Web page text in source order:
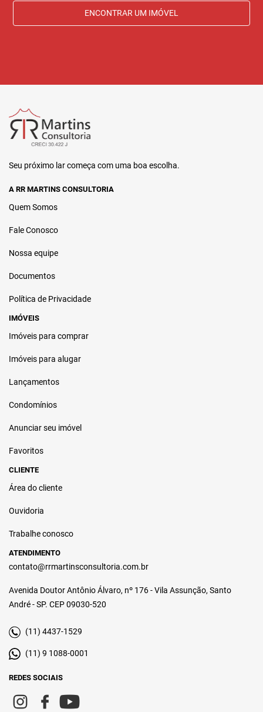
ENCONTRAR UM IMÓVEL
Seu próximo lar começa com uma boa escolha.
A RR MARTINS CONSULTORIA
Quem Somos
Fale Conosco
Nossa equipe
Documentos
Política de Privacidade
IMÓVEIS
Imóveis para comprar
Imóveis para alugar
Lançamentos
Condomínios
Anunciar seu imóvel
Favoritos
CLIENTE
Área do cliente
Ouvidoria
Trabalhe conosco
ATENDIMENTO
contato@rrmartinsconsultoria.com.br
Avenida Doutor Antônio Álvaro, nº 176 - Vila Assunção, Santo
André - SP. CEP 09030-520
(11) 4437-1529
(11) 9 1088-0001
REDES SOCIAIS